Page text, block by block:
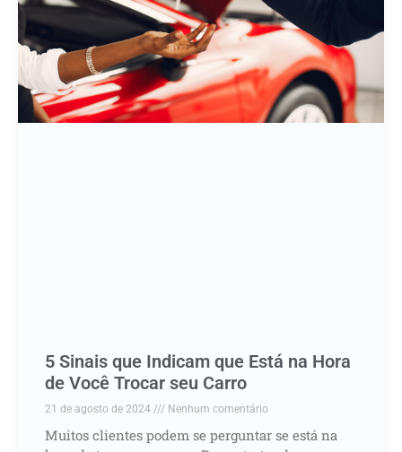
5 Sinais que Indicam que Está na Hora
de Você Trocar seu Carro
21 de agosto de 2024 Nenhum comentário
Muitos clientes podem se perguntar se está na